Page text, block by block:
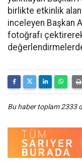
birlikte etkinlik
inceleyen Başkan
fotoğrafı
Bu haber toplam 2333